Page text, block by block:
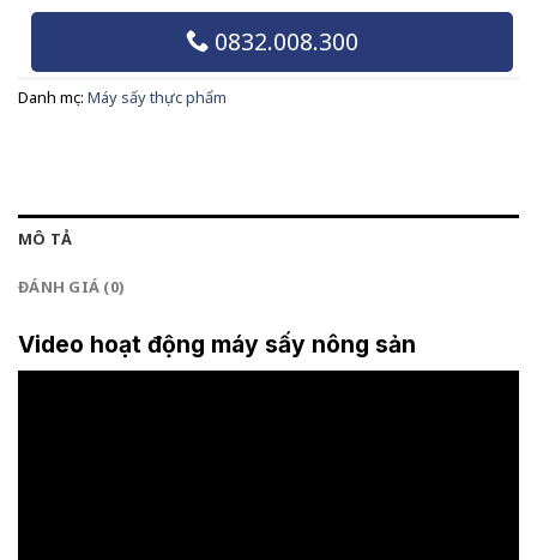
0832.008.300
Danh mục: Máy sấy thực phẩm
MÔ TẢ
ĐÁNH GIÁ (0)
Video hoạt động máy sấy nông sản